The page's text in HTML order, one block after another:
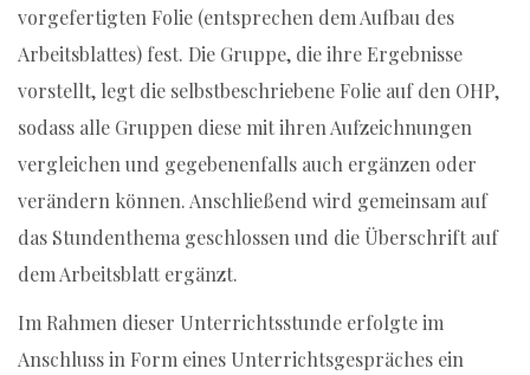
vorgefertigten Folie (entsprechen dem Aufbau des
Arbeitsblattes) fest. Die Gruppe, die ihre Ergebnisse
vorstellt, legt die selbstbeschriebene Folie auf den OHP,
sodass alle Gruppen diese mit ihren Aufzeichnungen
vergleichen und gegebenenfalls auch ergänzen oder
verändern können. Anschließend wird gemeinsam auf
das Stundenthema geschlossen und die Überschrift auf
dem Arbeitsblatt ergänzt.
Im Rahmen dieser Unterrichtsstunde erfolgte im
Anschluss in Form eines Unterrichtsgespräches ein